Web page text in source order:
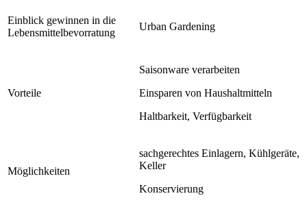
Einblick gewinnen in die
Lebensmittelbevorratung
Urban Gardening
Vorteile
Saisonware verarbeiten
Einsparen von Haushaltmitteln
Haltbarkeit, Verfügbarkeit
Möglichkeiten
sachgerechtes Einlagern, Kühlgeräte,
Keller
Konservierung